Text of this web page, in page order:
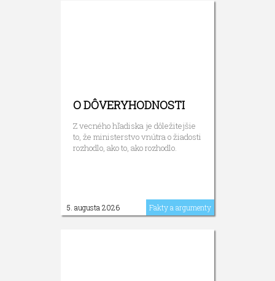
O DÔVERYHODNOSTI
Z vecného hľadiska je dôležitejšie
to, že ministerstvo vnútra o žiadosti
rozhodlo, ako to, ako rozhodlo.
5. augusta 2026 Fakty a argumenty